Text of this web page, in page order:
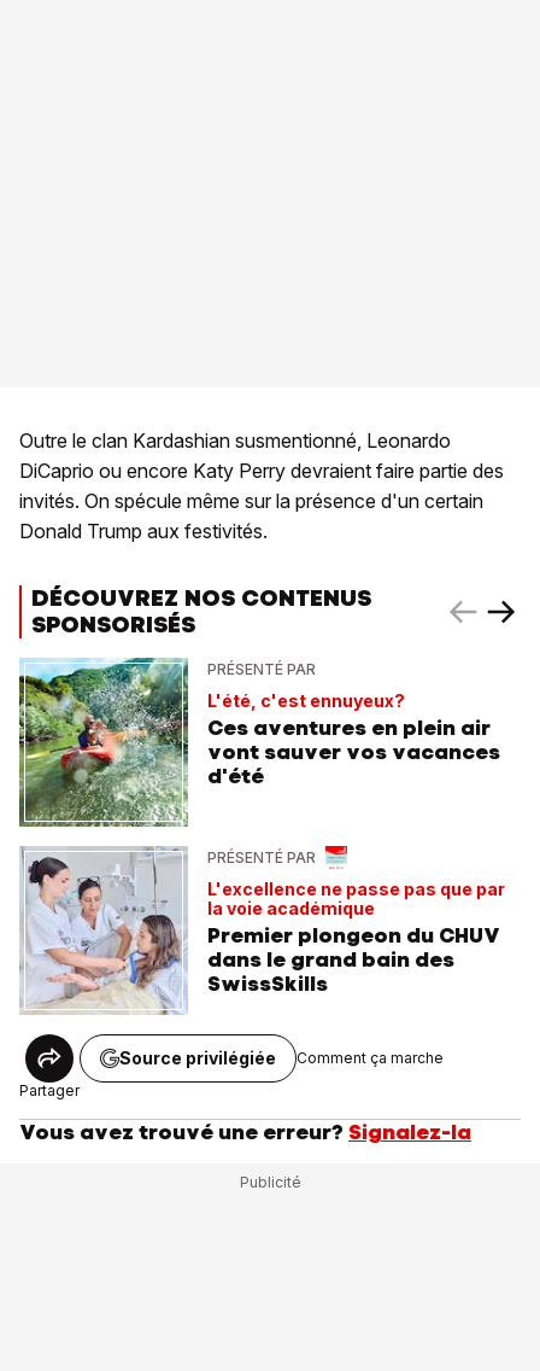
Outre le clan Kardashian susmentionné, Leonardo
DiCaprio ou encore Katy Perry devraient faire partie des
invités. On spécule même sur la présence d'un certain
Donald Trump aux festivités.
DÉCOUVREZ NOS CONTENUS
SPONSORISÉS
PRÉSENTÉ PAR
L'été, c'est ennuyeux?
Ces aventures en plein air
vont sauver vos vacances
d'été
PRÉSENTÉ PAR
L'excellence ne passe pas que par
la voie académique
Premier plongeon du CHUV
dans le grand bain des
SwissSkills
Partager
Source privilégiée Comment ça marche
Vous avez trouvé une erreur? Signalez-la